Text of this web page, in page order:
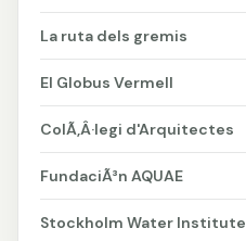
La ruta dels gremis
El Globus Vermell
ColÃ‚Â·legi d'Arquitectes
FundaciÃ³n AQUAE
Stockholm Water Institute